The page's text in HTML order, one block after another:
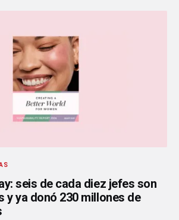
seis de cada diez jefes son
y ya donó 230 millones de